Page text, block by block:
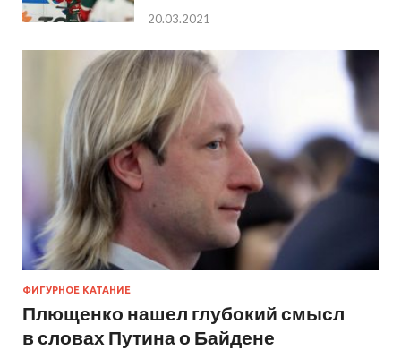
20.03.2021
ФИГУРНОЕ КАТАНИЕ
Плющенко нашел глубокий смысл
в словах Путина о Байдене